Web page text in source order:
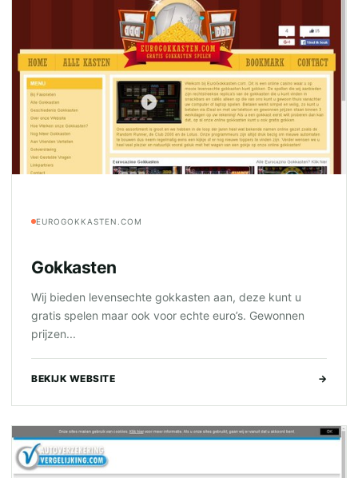
EUROGOKKASTEN.COM
Gokkasten
Wij bieden levensechte gokkasten aan, deze kunt u
gratis spelen maar ook voor echte euro’s. Gewonnen
prijzen...
BEKIJK WEBSITE →